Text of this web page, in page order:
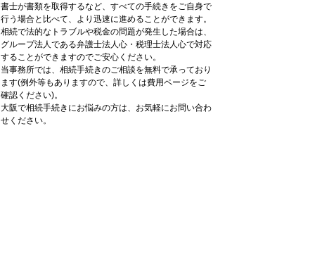
書士が書類を取得するなど、すべての手続きをご自身で
行う場合と比べて、より迅速に進めることができます。
相続で法的なトラブルや税金の問題が発生した場合は、
グループ法人である弁護士法人心・税理士法人心で対応
することができますのでご安心ください。
当事務所では、相続手続きのご相談を無料で承っており
ます(例外等もありますので、詳しくは費用ページをご
確認ください)。
大阪で相続手続きにお悩みの方は、お気軽にお問い合わ
せください。